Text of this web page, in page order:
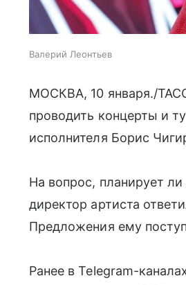
Валерий Леонтьев
МОСКВА, 10 января./
проводить концерты и
исполнителя Борис
На вопрос, планирует
директор артиста
Предложения ему
Ранее в Telegram-